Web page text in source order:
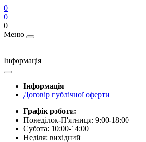
0
0
0
Меню
Інформація
Інформація
Договір публічної оферти
Графік роботи:
Понеділок-П'ятниця: 9:00-18:00
Субота: 10:00-14:00
Неділя: вихідний